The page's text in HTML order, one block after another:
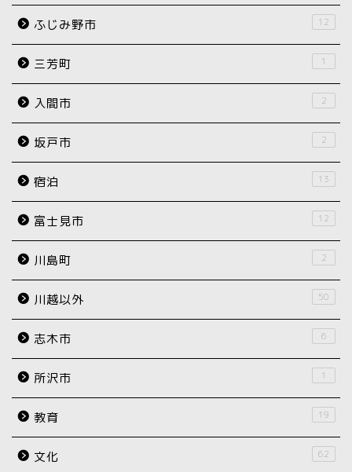
ふじみ野市 12
三芳町 1
入間市 2
坂戸市 2
宿泊 13
富士見市 12
川島町 2
川越以外 50
志木市 6
所沢市 1
教育 19
文化 62